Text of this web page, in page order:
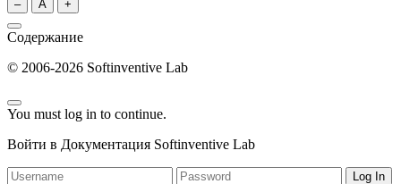
– A +
Содержание
© 2006-2026 Softinventive Lab
You must log in to continue.
Войти в Документация Softinventive Lab
Log In